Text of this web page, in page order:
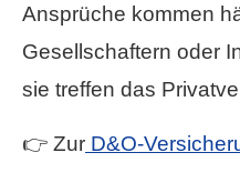
Ansprüche kommen
Gesellschaftern oder
sie treffen das
👉 Zur D&O-